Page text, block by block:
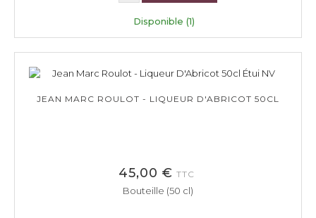
Disponible (1)
JEAN MARC ROULOT - LIQUEUR D'ABRICOT 50CL
45,00 € TTC
Bouteille (50 cl)